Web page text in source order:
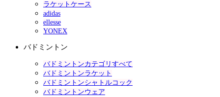
ラケットケース
adidas
ellesse
YONEX
バドミントン
バドミントンカテゴリすべて
バドミントンラケット
バドミントンシャトルコック
バドミントンウェア